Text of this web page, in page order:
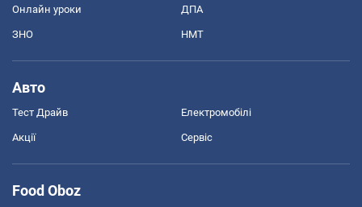
Онлайн уроки ДПА
ЗНО НМТ
Авто
Тест Драйв Електромобілі
Акції Сервіс
Food Oboz